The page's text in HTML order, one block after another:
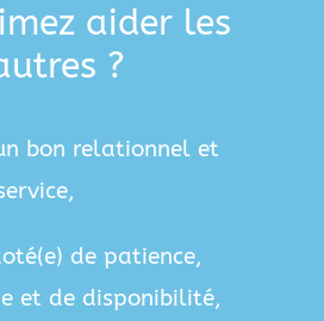
aider les
?
bon relationnel et
de patience,
et de disponibilité,